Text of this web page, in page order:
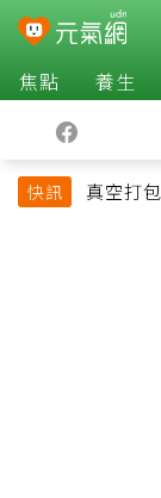
焦點 養生
快訊
真空打